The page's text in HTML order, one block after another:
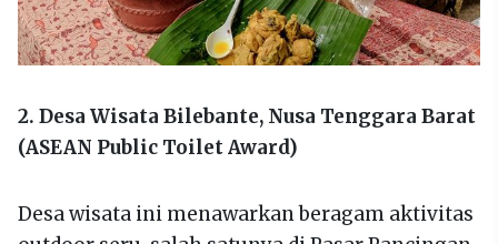
2. Desa Wisata Bilebante, Nusa Tenggara Barat
(ASEAN Public Toilet Award)
Desa wisata ini menawarkan beragam aktivitas